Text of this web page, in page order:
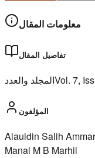
معلومات المقال
تفاصيل المقال
المجلد والعددVol. 7,
المؤلفون
Alauldin Salih
Manal M B Marhil